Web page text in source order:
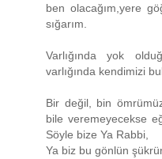
ben olacağım,yere
sığarım.
Varlığında yok
varlığında kendimizi
Bir değil, bin
bile veremeyecekse
Söyle bize Ya Rabbi,
Ya biz bu gönlün